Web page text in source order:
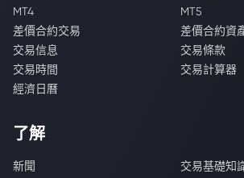
MT4
MT5
差價合約交易
差價合約資
交易信息
交易條款
交易時間
交易計算器
經濟日曆
了解
新聞
交易基礎知